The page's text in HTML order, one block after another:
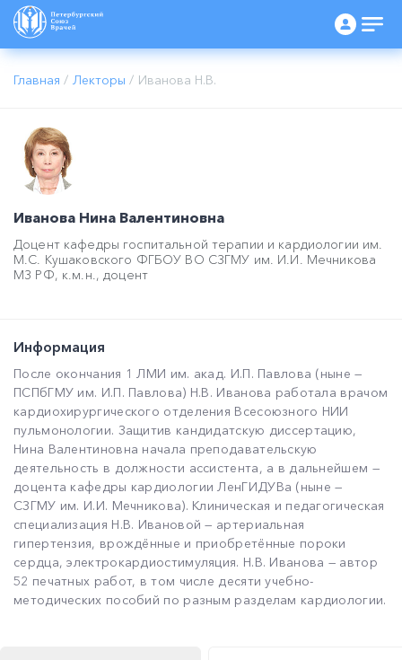
Главная / Лекторы / Иванова Н.В.
Иванова Нина Валентиновна
Доцент кафедры госпитальной терапии и кардиологии им.
М.С. Кушаковского ФГБОУ ВО СЗГМУ им. И.И. Мечникова
МЗ РФ, к.м.н., доцент
Информация
После окончания 1 ЛМИ им. акад. И.П. Павлова (ныне —
ПСПбГМУ им. И.П. Павлова) Н.В. Иванова работала врачом
кардиохирургического отделения Всесоюзного НИИ
пульмонологии. Защитив кандидатскую диссертацию,
Нина Валентиновна начала преподавательскую
деятельность в должности ассистента, а в дальнейшем —
доцента кафедры кардиологии ЛенГИДУВа (ныне —
СЗГМУ им. И.И. Мечникова). Клиническая и педагогическая
специализация Н.В. Ивановой — артериальная
гипертензия, врождённые и приобретённые пороки
сердца, электрокардиостимуляция. Н.В. Иванова — автор
52 печатных работ, в том числе десяти учебно-
методических пособий по разным разделам кардиологии.